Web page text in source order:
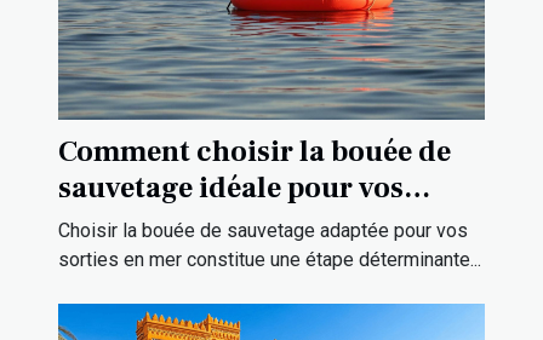
Comment choisir la bouée de
sauvetage idéale pour vos
sorties en mer ?
Choisir la bouée de sauvetage adaptée pour vos
sorties en mer constitue une étape déterminante...